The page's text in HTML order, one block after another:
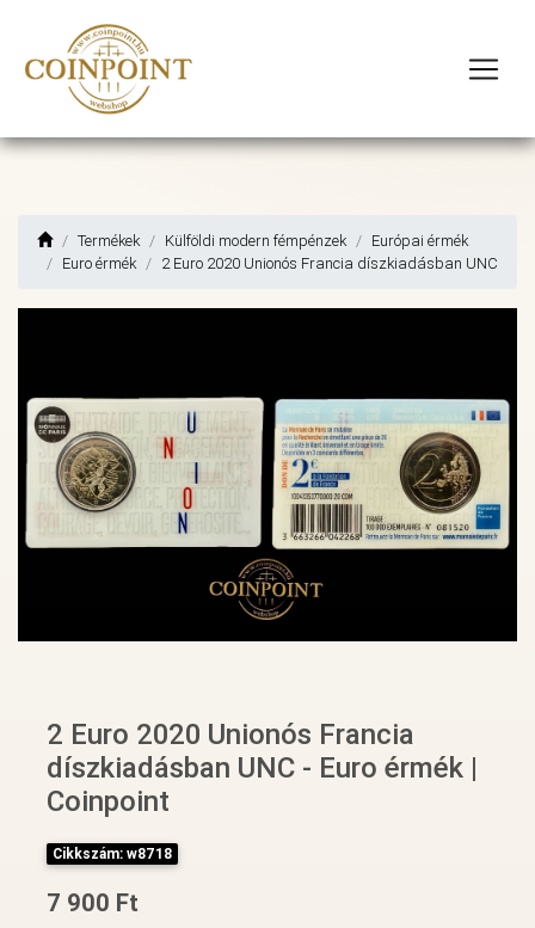
Termékek Külföldi modern fémpénzek
Európai érmék
Euro érmék
2 Euro 2020 Unionós Francia díszkiadásban UNC
2 Euro 2020 Unionós Francia
díszkiadásban UNC - Euro érmék |
Coinpoint
Cikkszám: w8718
7 900 Ft